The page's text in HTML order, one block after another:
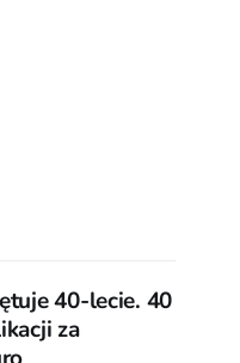
40-lecie. 40
za